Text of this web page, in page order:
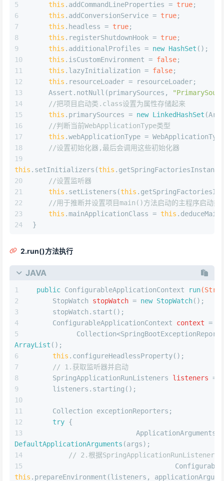
this .addCommandLineProperties = true;
this .addConversionService = true;
this .headless = true;
this .registerShutdownHook = true;
this .additionalProfiles = new HashSet ();
this .isCustomEnvironment = false;
this .lazyInitialization = false;
this .resourceLoader = resourceLoader;
    Assert.notNull(primarySources,
//把项目启动类.class设置为属性存储起来
this .primarySources = new LinkedHashSet
//判断当前WebApplicationType类型
this .webApplicationType =
//设置初始化器,最后会调用这些初始化器
this .setInitializers(this
//设置监听器
this .setListeners(this
//用于推断并设置项目main()方法启动的主程序启动类
this .mainApplicationClass = this
}
2.run()方法执行
JAVA
public ConfigurableApplicationContext run
StopWatch
stopWatch = new StopWatch();
     stopWatch.start();
ConfigurableApplicationContext
context =
ArrayList ();
this .configureHeadlessProperty();
// 1.获取监听器并启动
SpringApplicationRunListeners
listeners =
     listeners.starting();
     Collection exceptionReporters;
try {
ApplicationArguments
DefaultApplicationArguments (args);
// 2.根据SpringApplicationRunListeners以
this .prepareEnvironment(listeners,